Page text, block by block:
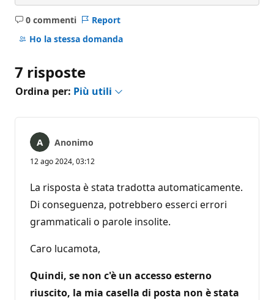
0 commenti
Nessun
commento
Report
Ho la stessa domanda
7 risposte
Ordina per: Più utili
Anonimo
12 ago 2024, 03:12
La risposta è stata tradotta automaticamente.
Di conseguenza, potrebbero esserci errori
grammaticali o parole insolite.
Caro lucamota,
Quindi, se non c'è un accesso esterno
riuscito, la mia casella di posta non è stata